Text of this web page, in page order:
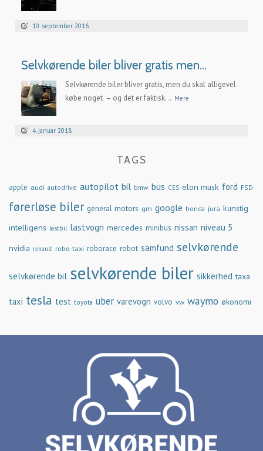
10. september 2016
Selvkørende biler bliver gratis men…
Selvkørende biler bliver gratis, men du skal alligevel
købe noget – og det er faktisk... Mere
4. januar 2018
TAGS
apple audi autodrive autopilot bil bmw bus CES elon musk ford FSD
førerløse biler general motors gm google honda jura kunstig
intelligens lastbil lastvogn mercedes minibus nissan niveau 5
nvidia renault robo-taxi roborace robot samfund selvkørende
selvkørende bil selvkørende biler sikkerhed taxa
taxi tesla test toyota uber varevogn volvo vw waymo økonomi